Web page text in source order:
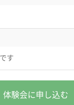
す
体験会に申し込む